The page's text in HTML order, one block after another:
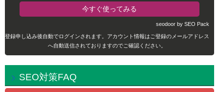
seodoor by SEO Pack
登録申し込み後自動でログインされます。アカウント情報はご登録のメールアドレス
へ自動送信されておりますのでご確認ください。
SEO対策FAQ